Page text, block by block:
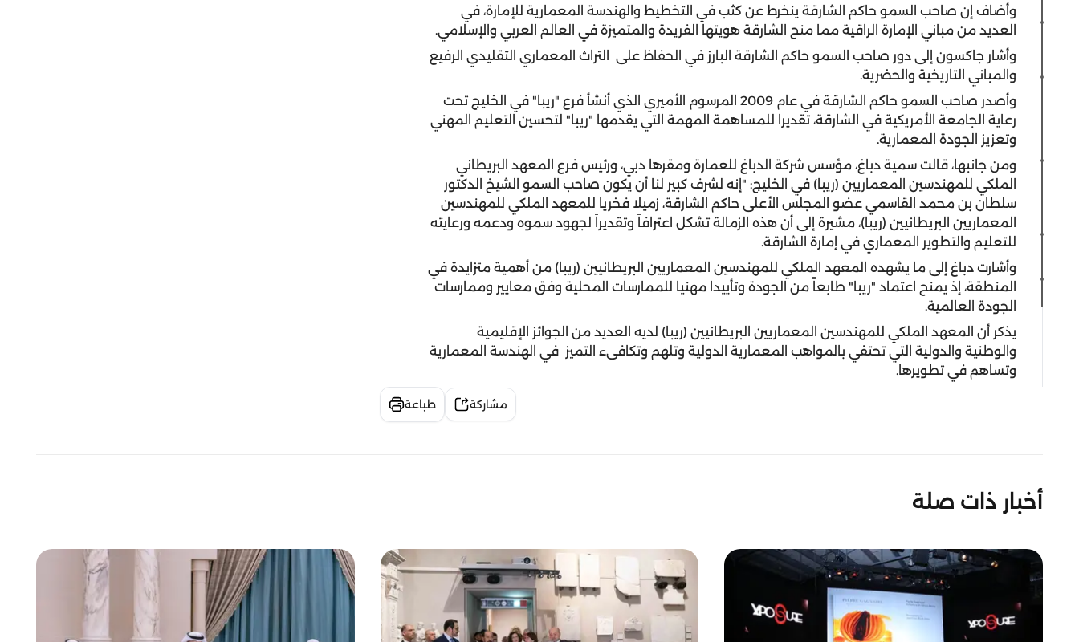
وأضاف إن صاحب السمو حاكم الشارقة ينخرط عن كثب في التخطيط والهندسة المعمارية للإمارة، في
العديد من مباني الإمارة الراقية مما منح الشارقة هويتها الفريدة والمتميزة في العالم العربي والإسلامي.
وأشار جاكسون إلى دور صاحب السمو حاكم الشارقة البارز في الحفاظ على التراث المعماري التقليدي الرفيع
والمباني التاريخية والحضرية.
وأصدر صاحب السمو حاكم الشارقة في عام 2009 المرسوم الأميري الذي أنشأ فرع "ريبا" في الخليج تحت
رعاية الجامعة الأمريكية في الشارقة، تقديرا للمساهمة المهمة التي يقدمها "ريبا" لتحسين التعليم المهني
وتعزيز الجودة المعمارية.
ومن جانبها، قالت سمية دباغ، مؤسس شركة الدباغ للعمارة ومقرها دبي، ورئيس فرع المعهد البريطاني
الملكي للمهندسين المعماريين (ريبا) في الخليج: "إنه لشرف كبير لنا أن يكون صاحب السمو الشيخ الدكتور
سلطان بن محمد القاسمي عضو المجلس الأعلى حاكم الشارقة، زميلا فخريا للمعهد الملكي للمهندسين
المعماريين البريطانيين (ريبا)، مشيرة إلى أن هذه الزمالة تشكل اعترافاً وتقديراً لجهود سموه ودعمه ورعايته
للتعليم والتطوير المعماري في إمارة الشارقة.
وأشارت دباغ إلى ما يشهده المعهد الملكي للمهندسين المعماريين البريطانيين (ريبا) من أهمية متزايدة في
المنطقة، إذ يمنح اعتماد "ريبا" طابعاً من الجودة وتأييدا مهنيا للممارسات المحلية وفق معايير وممارسات
الجودة العالمية.
يذكر أن المعهد الملكي للمهندسين المعماريين البريطانيين (ريبا) لديه العديد من الجوائز الإقليمية
والوطنية والدولية التي تحتفي بالمواهب المعمارية الدولية وتلهم وتكافىء التميز في الهندسة المعمارية
وتساهم في تطويرها.
مشاركة طباعة
أخبار ذات صلة